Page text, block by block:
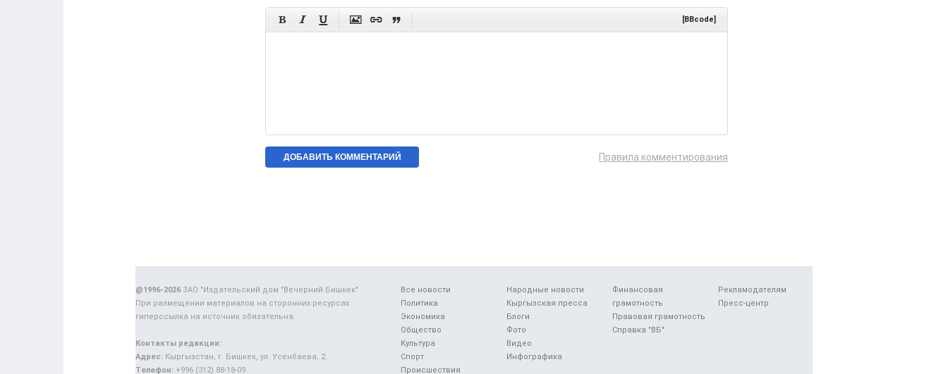
      [BBcode]
Правила комментирования
Все новости
Политика
Экономика
Общество
Культура
Спорт
Происшествия
Народные новости
Кыргызская пресса
Блоги
Фото
Видео
Инфографика
Финансовая
грамотность
Правовая грамотность
Справка "ВБ"
Рекламодателям
Пресс-центр
@1996-2026ЗАО "Издательский дом "Вечерний Бишкек"
При размещении материалов на сторонних ресурсах
гиперссылка на источник обязательна.
Контакты редакции:
Адрес: Кыргызстан, г. Бишкек, ул. Усенбаева, 2.
Телефон: +996 (312) 88-18-09.